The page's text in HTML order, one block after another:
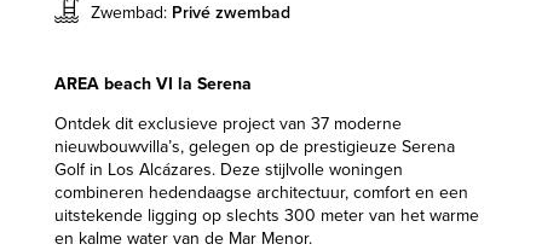
Zwembad: Privé zwembad
AREA beach VI la Serena
Ontdek dit exclusieve project van 37 moderne
nieuwbouwvilla’s, gelegen op de prestigieuze Serena
Golf in Los Alcázares. Deze stijlvolle woningen
combineren hedendaagse architectuur, comfort en een
uitstekende ligging op slechts 300 meter van het warme
en kalme water van de Mar Menor.